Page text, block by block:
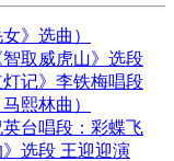
》选曲）
取威虎山》选段
记》李铁梅唱段
熙林曲）
台唱段：彩蝶飞
选段 王迎迎演